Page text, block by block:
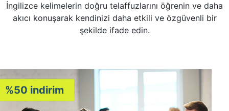
İngilizce kelimelerin doğru telaffuzlarını öğrenin ve daha
akıcı konuşarak kendinizi daha etkili ve özgüvenli bir
şekilde ifade edin.
%50 indirim